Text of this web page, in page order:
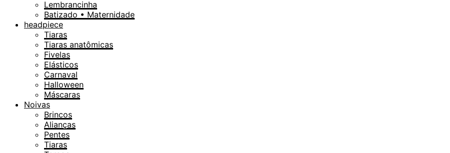
Lembrancinha
Batizado • Maternidade
headpiece
Tiaras
Tiaras anatômicas
Fivelas
Elásticos
Carnaval
Halloween
Máscaras
Noivas
Brincos
Alianças
Pentes
Tiaras